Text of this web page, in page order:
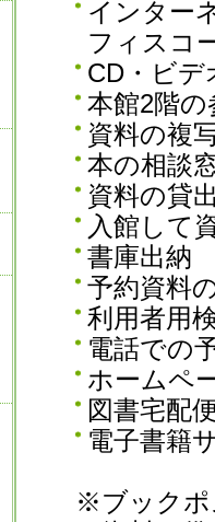
インター
フィスコ
CD・ビデ
本館2階
資料の複
本の相談
資料の貸
入館して
書庫出納
予約資料
利用者用
電話での
ホームペ
図書宅配
電子書籍
※ブックポ